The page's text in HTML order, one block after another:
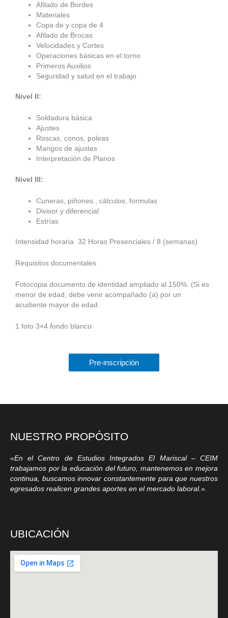
Afilado de Bordes
Materiales
Copa de y copa de 4
Afilado de Brocas
Velocidades y Cortes
Operaciones básicas en el torno
Primeros Auxilios
Seguridad y salud en el trabajo
Nivel II:
Soldadura básica
Ajustes
Roscas, conos, poleas
Mangos de ajustes
Interpretación de Planos
Nivel III:
Cuneras, piñones., cálculos, formulas
Divisor y diferencial
Estrías
Intensidad horaria 32 Horas Presenciales / 8 (semanas)
Requisitos documentales
Fotocopia documento de identidad ampliado al 150%. (Si es
menor de edad, debe venir acompañado (a) por un
acudiente mayor de edad.
1 foto 3×4 fondo blanco
Pre-inscripción
NUESTRO PROPÓSITO
«En el Centro de Estudios Integrados El Mariscal – CEIM
trabajamos por la educación del futuro, mantenemos en mejora
continua, buscamos innovar constantemente para que nuestros
egresados realicen grandes aportes en el mercado laboral.».
UBICACIÓN